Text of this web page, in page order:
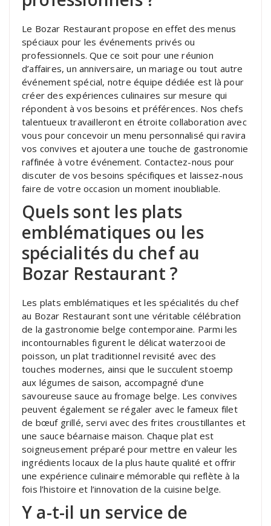
Le Bozar Restaurant propose en effet des menus
spéciaux pour les événements privés ou
professionnels. Que ce soit pour une réunion
d’affaires, un anniversaire, un mariage ou tout autre
événement spécial, notre équipe dédiée est là pour
créer des expériences culinaires sur mesure qui
répondent à vos besoins et préférences. Nos chefs
talentueux travailleront en étroite collaboration avec
vous pour concevoir un menu personnalisé qui ravira
vos convives et ajoutera une touche de gastronomie
raffinée à votre événement. Contactez-nous pour
discuter de vos besoins spécifiques et laissez-nous
faire de votre occasion un moment inoubliable.
Quels sont les plats
emblématiques ou les
spécialités du chef au
Bozar Restaurant ?
Les plats emblématiques et les spécialités du chef
au Bozar Restaurant sont une véritable célébration
de la gastronomie belge contemporaine. Parmi les
incontournables figurent le délicat waterzooi de
poisson, un plat traditionnel revisité avec des
touches modernes, ainsi que le succulent stoemp
aux légumes de saison, accompagné d’une
savoureuse sauce au fromage belge. Les convives
peuvent également se régaler avec le fameux filet
de bœuf grillé, servi avec des frites croustillantes et
une sauce béarnaise maison. Chaque plat est
soigneusement préparé pour mettre en valeur les
ingrédients locaux de la plus haute qualité et offrir
une expérience culinaire mémorable qui reflète à la
fois l’histoire et l’innovation de la cuisine belge.
Y a-t-il un service de